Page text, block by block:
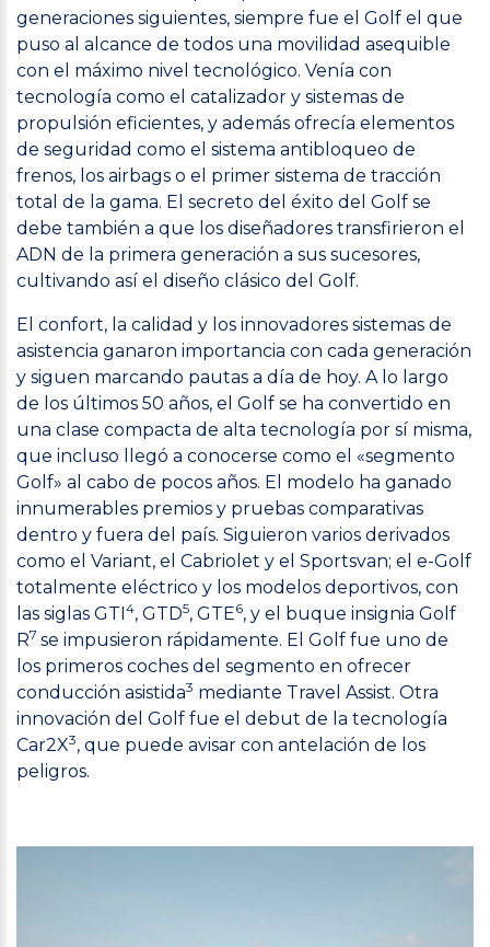
generaciones siguientes, siempre fue el Golf el que
puso al alcance de todos una movilidad asequible
con el máximo nivel tecnológico. Venía con
tecnología como el catalizador y sistemas de
propulsión eficientes, y además ofrecía elementos
de seguridad como el sistema antibloqueo de
frenos, los airbags o el primer sistema de tracción
total de la gama. El secreto del éxito del Golf se
debe también a que los diseñadores transfirieron el
ADN de la primera generación a sus sucesores,
cultivando así el diseño clásico del Golf.
El confort, la calidad y los innovadores sistemas de
asistencia ganaron importancia con cada generación
y siguen marcando pautas a día de hoy. A lo largo
de los últimos 50 años, el Golf se ha convertido en
una clase compacta de alta tecnología por sí misma,
que incluso llegó a conocerse como el «segmento
Golf» al cabo de pocos años. El modelo ha ganado
innumerables premios y pruebas comparativas
dentro y fuera del país. Siguieron varios derivados
como el Variant, el Cabriolet y el Sportsvan; el e-Golf
totalmente eléctrico y los modelos deportivos, con
las siglas GTI 4, GTD5, GTE6, y el buque insignia Golf
R7 se impusieron rápidamente. El Golf fue uno de
los primeros coches del segmento en ofrecer
conducción asistida3 mediante Travel Assist. Otra
innovación del Golf fue el debut de la tecnología
Car2X3, que puede avisar con antelación de los
peligros.